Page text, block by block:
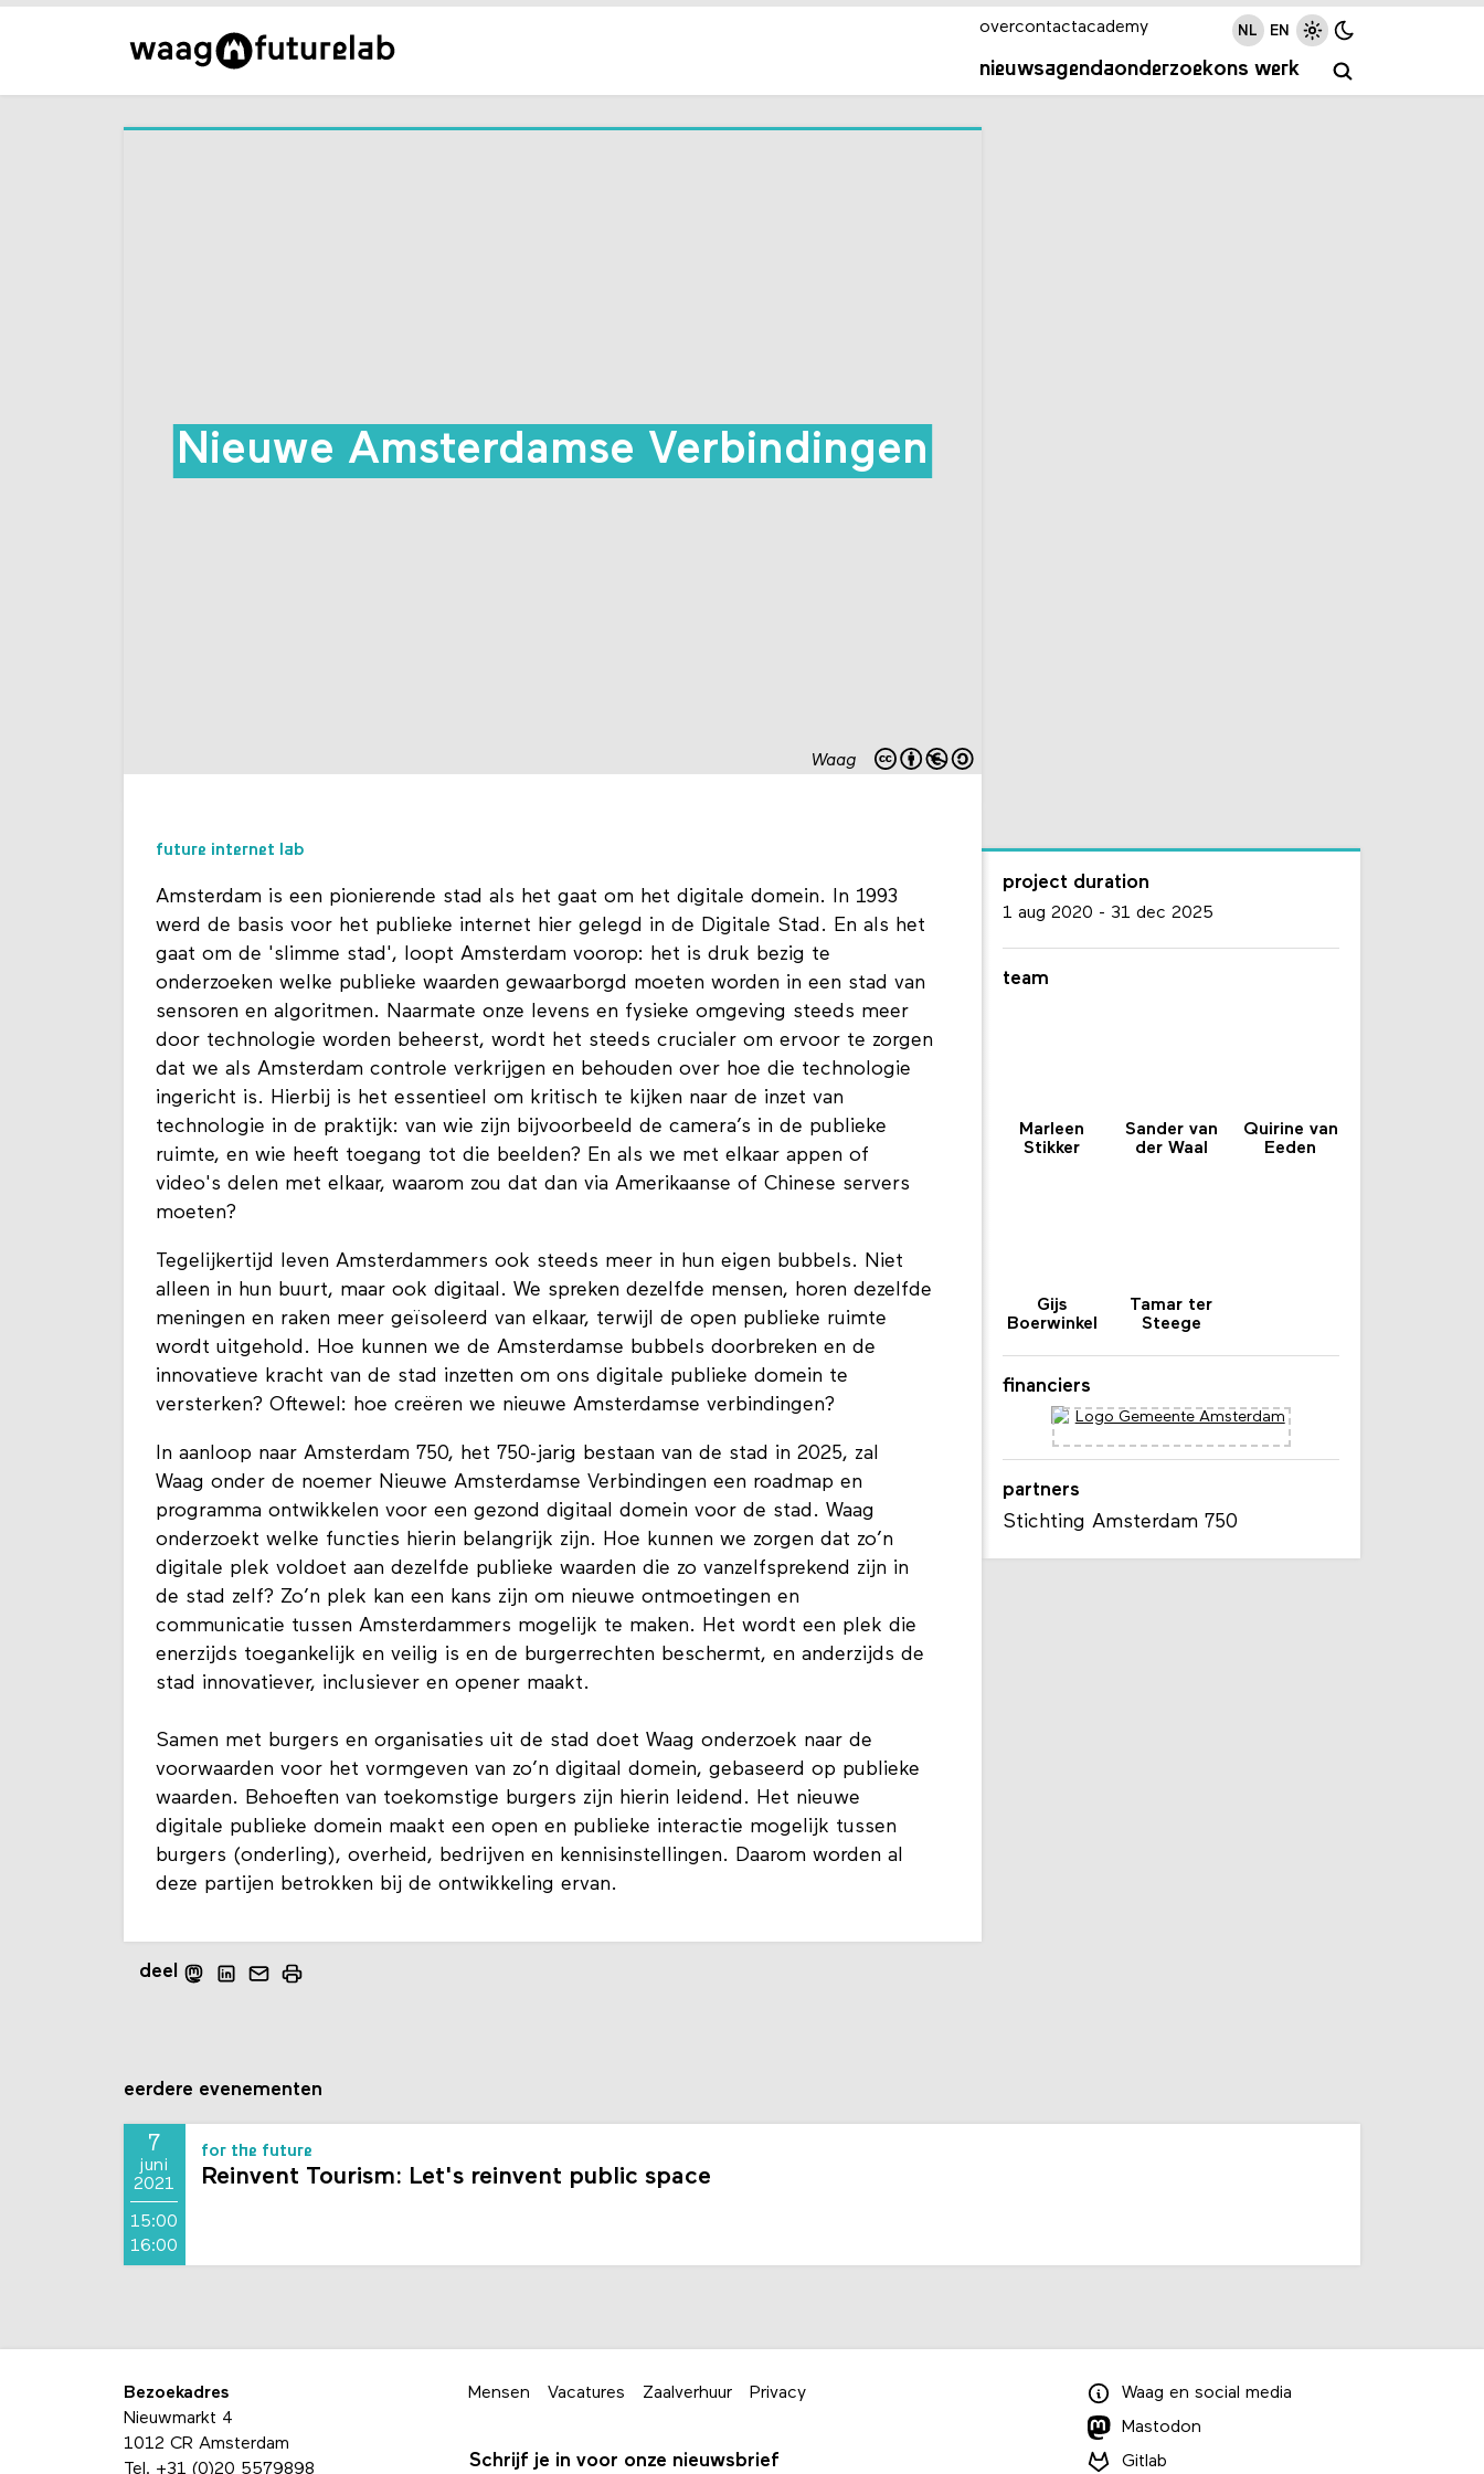
nieuwsagendaonderzoekons werk
overcontactacademy NL EN
Waag
Nieuwe Amsterdamse Verbindingen
future internet lab
Amsterdam is een pionierende stad als het gaat om het digitale domein. In 1993
werd de basis voor het publieke internet hier gelegd in de Digitale Stad. En als het
gaat om de 'slimme stad', loopt Amsterdam voorop: het is druk bezig te
onderzoeken welke publieke waarden gewaarborgd moeten worden in een stad van
sensoren en algoritmen. Naarmate onze levens en fysieke omgeving steeds meer
door technologie worden beheerst, wordt het steeds crucialer om ervoor te zorgen
dat we als Amsterdam controle verkrijgen en behouden over hoe die technologie
ingericht is. Hierbij is het essentieel om kritisch te kijken naar de inzet van
technologie in de praktijk: van wie zijn bijvoorbeeld de camera’s in de publieke
ruimte, en wie heeft toegang tot die beelden? En als we met elkaar appen of
video's delen met elkaar, waarom zou dat dan via Amerikaanse of Chinese servers
moeten?
Tegelijkertijd leven Amsterdammers ook steeds meer in hun eigen bubbels. Niet
alleen in hun buurt, maar ook digitaal. We spreken dezelfde mensen, horen dezelfde
meningen en raken meer geïsoleerd van elkaar, terwijl de open publieke ruimte
wordt uitgehold. Hoe kunnen we de Amsterdamse bubbels doorbreken en de
innovatieve kracht van de stad inzetten om ons digitale publieke domein te
versterken? Oftewel: hoe creëren we nieuwe Amsterdamse verbindingen?
In aanloop naar Amsterdam 750, het 750-jarig bestaan van de stad in 2025, zal
Waag onder de noemer Nieuwe Amsterdamse Verbindingen een roadmap en
programma ontwikkelen voor een gezond digitaal domein voor de stad. Waag
onderzoekt welke functies hierin belangrijk zijn. Hoe kunnen we zorgen dat zo’n
digitale plek voldoet aan dezelfde publieke waarden die zo vanzelfsprekend zijn in
de stad zelf? Zo’n plek kan een kans zijn om nieuwe ontmoetingen en
communicatie tussen Amsterdammers mogelijk te maken. Het wordt een plek die
enerzijds toegankelijk en veilig is en de burgerrechten beschermt, en anderzijds de
stad innovatiever, inclusiever en opener maakt.
Samen met burgers en organisaties uit de stad doet Waag onderzoek naar de
voorwaarden voor het vormgeven van zo’n digitaal domein, gebaseerd op publieke
waarden. Behoeften van toekomstige burgers zijn hierin leidend. Het nieuwe
digitale publieke domein maakt een open en publieke interactie mogelijk tussen
burgers (onderling), overheid, bedrijven en kennisinstellingen. Daarom worden al
deze partijen betrokken bij de ontwikkeling ervan.
deel
project duration
1 aug 2020 - 31 dec 2025
team
Marleen
Stikker
Sander van
der Waal
Quirine van
Eeden
Gijs
Boerwinkel
Tamar ter
Steege
financiers
partners
Stichting Amsterdam 750
eerdere evenementen
7
juni
2021
15:00
16:00
for the future
Reinvent Tourism: Let's reinvent public space
Bezoekadres
Nieuwmarkt 4
1012 CR Amsterdam
Tel. +31 (0)20 5579898
Mensen Vacatures Zaalverhuur Privacy
Schrijf je in voor onze nieuwsbrief
Waag en social media
Mastodon
Gitlab